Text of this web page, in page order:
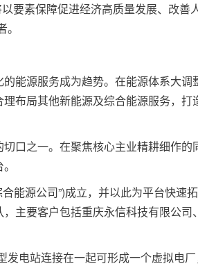
要素保障促进经济高质量发展、改善
源服务成为趋势。在能源体系大调
布局其他新能源及综合能源服务，打
之一。在聚焦核心主业精耕细作的
源公司”)成立，并以此为平台快速
主要客户包括重庆永信科技有限公司
电站连接在一起可形成一个虚拟电